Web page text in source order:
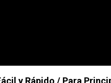
y Rápido / Para